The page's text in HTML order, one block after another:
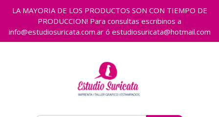
LA MAYORIA DE LOS PRODUCTOS SON CON TIEMPO DE
PRODUCCION! Para consultas escribinos a
info@estudiosuricata.com.ar ó estudiosuricata@hotmail.com